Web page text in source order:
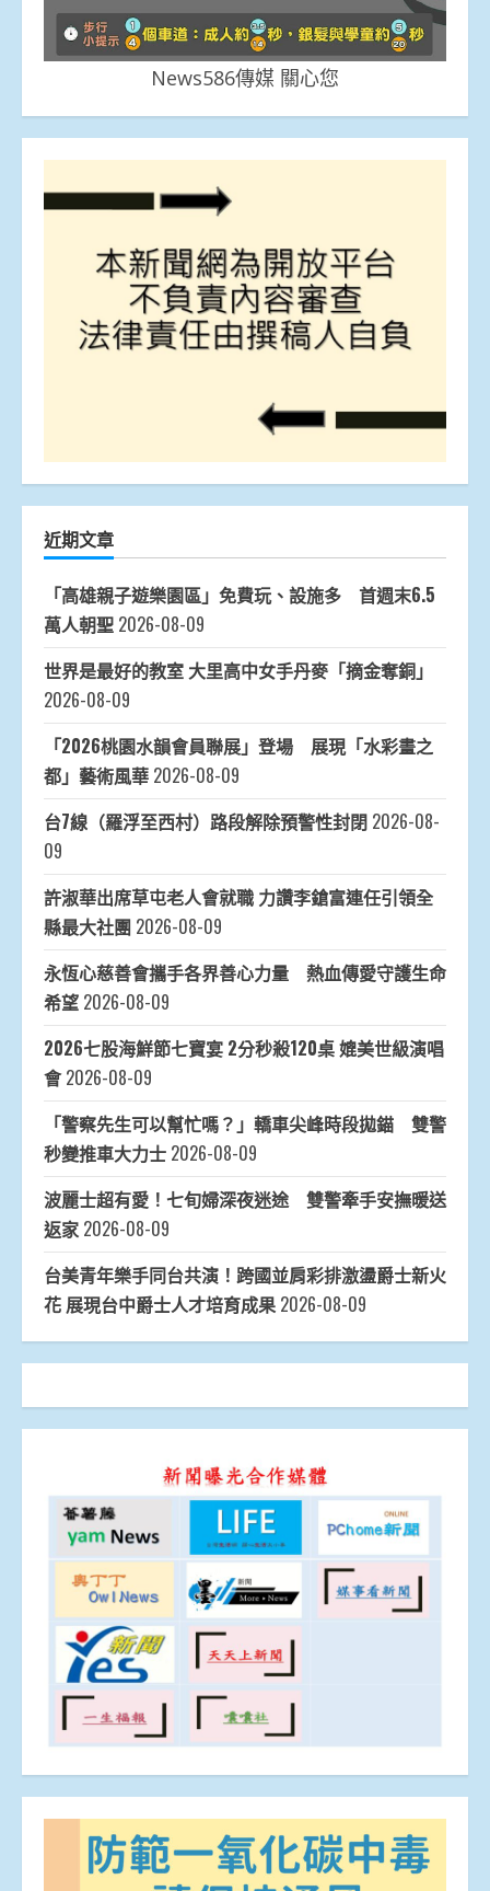
News586傳媒 關心您
近期文章
「高雄親子遊樂園區」免費玩、設施多 首週末6.5
萬人朝聖 2026-08-09
世界是最好的教室 大里高中女手丹麥「摘金奪銅」
2026-08-09
「2026桃園水韻會員聯展」登場 展現「水彩畫之
都」藝術風華 2026-08-09
台7線（羅浮至西村）路段解除預警性封閉 2026-08-
09
許淑華出席草屯老人會就職 力讚李鎗富連任引領全
縣最大社團 2026-08-09
永恆心慈善會攜手各界善心力量 熱血傳愛守護生命
希望 2026-08-09
2026七股海鮮節七寶宴 2分秒殺120桌 媲美世級演唱
會 2026-08-09
「警察先生可以幫忙嗎？」轎車尖峰時段拋錨 雙警
秒變推車大力士 2026-08-09
波麗士超有愛！七旬婦深夜迷途 雙警牽手安撫暖送
返家 2026-08-09
台美青年樂手同台共演！跨國並肩彩排激盪爵士新火
花 展現台中爵士人才培育成果 2026-08-09